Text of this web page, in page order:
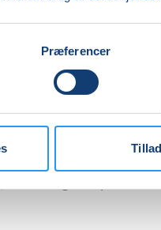
Præferencer
med et
og rammer du ind i
kan man altid benytte